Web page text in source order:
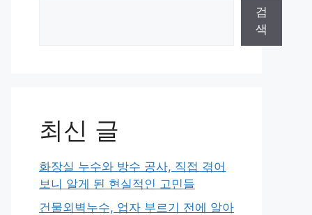
검
색
최신 글
화장실 누수와 방수 공사, 직접 겪어
보니 알게 된 현실적인 고민들
건물외벽누수, 업자 부르기 전에 알아